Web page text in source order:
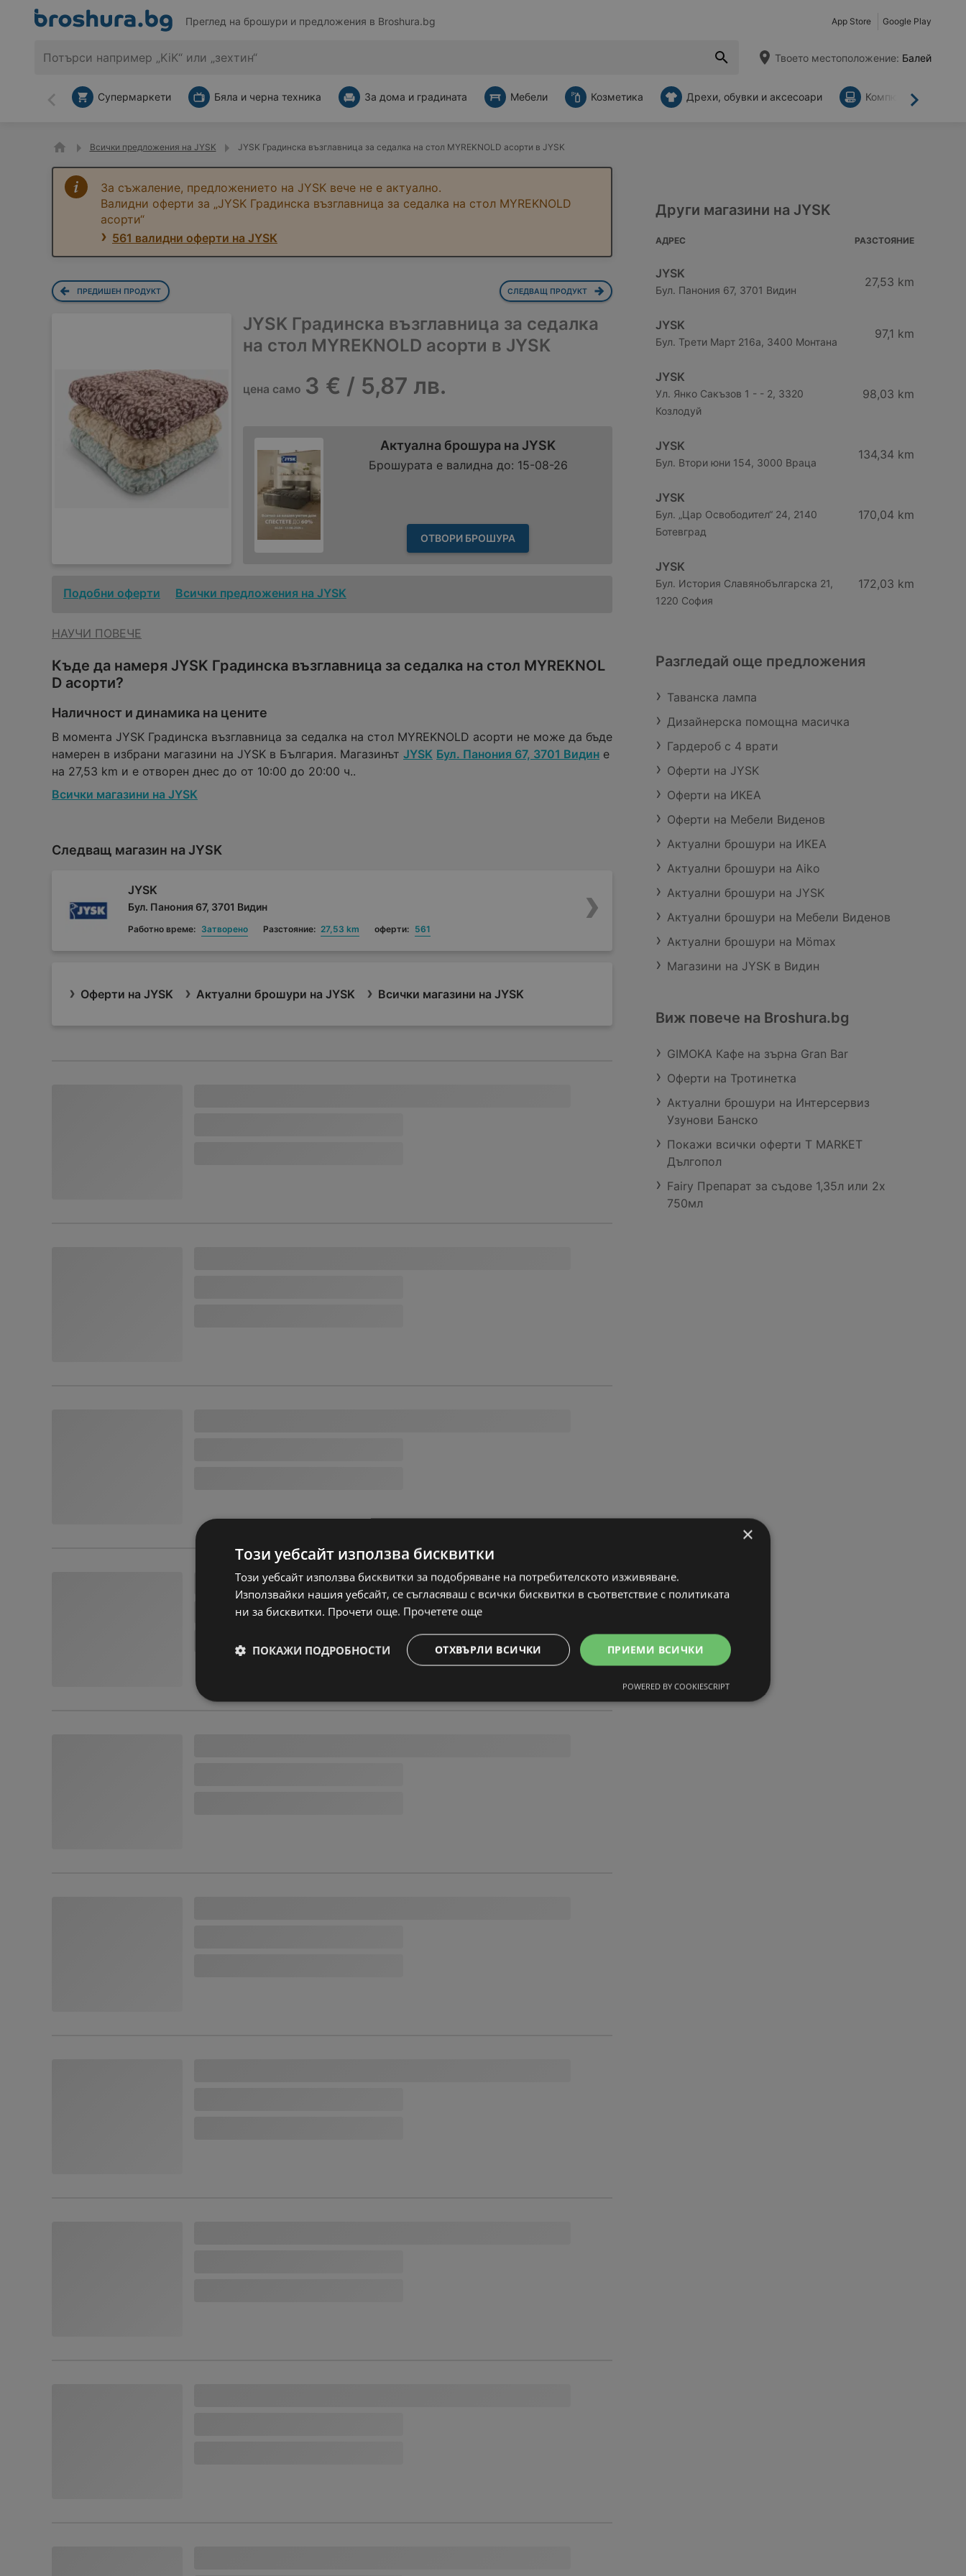
Преглед на брошури и предложения в Broshura.bg App Store Google Play
Твоето местоположение: Балей
Назад Напред
Супермаркети Бяла и черна техника За дома и градината Мебели Козметика Дрехи, обувки и аксесоари Компютри и
Всички предложения на JYSK JYSK Градинска възглавница за седалка на стол MYREKNOLD асорти в JYSK
За съжаление, предложението на JYSK вече не е актуално.
Валидни оферти за „JYSK Градинска възглавница за седалка на стол MYREKNOLD
асорти“
561 валидни оферти на JYSK
ПРЕДИШЕН ПРОДУКТ СЛЕДВАЩ ПРОДУКТ
JYSK Градинска възглавница за седалка
на стол MYREKNOLD асорти в JYSK
цена само 3 € / 5,87 лв.
Актуална брошура на JYSK
Брошурата е валидна до: 15-08-26
ОТВОРИ БРОШУРА
Подобни оферти Всички предложения на JYSK
НАУЧИ ПОВЕЧЕ
Къде да намеря JYSK Градинска възглавница за седалка на стол MYREKNOL
D асорти?
Наличност и динамика на цените
В момента JYSK Градинска възглавница за седалка на стол MYREKNOLD асорти не може да бъде
намерен в избрани магазини на JYSK в България. Магазинът JYSK Бул. Панония 67, 3701 Видин е
на 27,53 km и е отворен днес до от 10:00 до 20:00 ч..
Всички магазини на JYSK
Следващ магазин на JYSK
JYSK
Бул. Панония 67, 3701 Видин
Работно време: Затворено Разстояние: 27,53 km оферти: 561
Оферти на JYSK Актуални брошури на JYSK Всички магазини на JYSK
Други магазини на JYSK
АДРЕС РАЗСТОЯНИЕ
JYSK
Бул. Панония 67, 3701 Видин
27,53 km
JYSK
Бул. Трети Март 216a, 3400 Монтана
97,1 km
JYSK
Ул. Янко Сакъзов 1 - - 2, 3320
Козлодуй
98,03 km
JYSK
Бул. Втори юни 154, 3000 Враца
134,34 km
JYSK
Бул. „Цар Освободител“ 24, 2140
Ботевград
170,04 km
JYSK
Бул. История Славянобългарска 21,
1220 София
172,03 km
Разгледай още предложения
Таванска лампа
Дизайнерска помощна масичка
Гардероб с 4 врати
Оферти на JYSK
Оферти на ИКЕА
Оферти на Мебели Виденов
Актуални брошури на ИКЕА
Актуални брошури на Aiko
Актуални брошури на JYSK
Актуални брошури на Мебели Виденов
Актуални брошури на Mömax
Магазини на JYSK в Видин
Виж повече на Broshura.bg
GIMOKA Кафе на зърна Gran Bar
Оферти на Тротинетка
Актуални брошури на Интерсервиз
Узунови Банско
Покажи всички оферти T MARKET
Дългопол
Fairy Препарат за съдове 1,35л или 2х
750мл
×
Този уебсайт използва бисквитки
Този уебсайт използва бисквитки за подобряване на потребителското изживяване.
Използвайки нашия уебсайт, се съгласяваш с всички бисквитки в съответствие с политиката
ни за бисквитки. Прочети още. Прочетете още
ПРИЕМИ ВСИЧКИ
ОТХВЪРЛИ ВСИЧКИ
ПОКАЖИ ПОДРОБНОСТИ
POWERED BY COOKIESCRIPT